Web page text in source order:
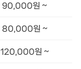
90,000원 ~
80,000원 ~
120,000원 ~